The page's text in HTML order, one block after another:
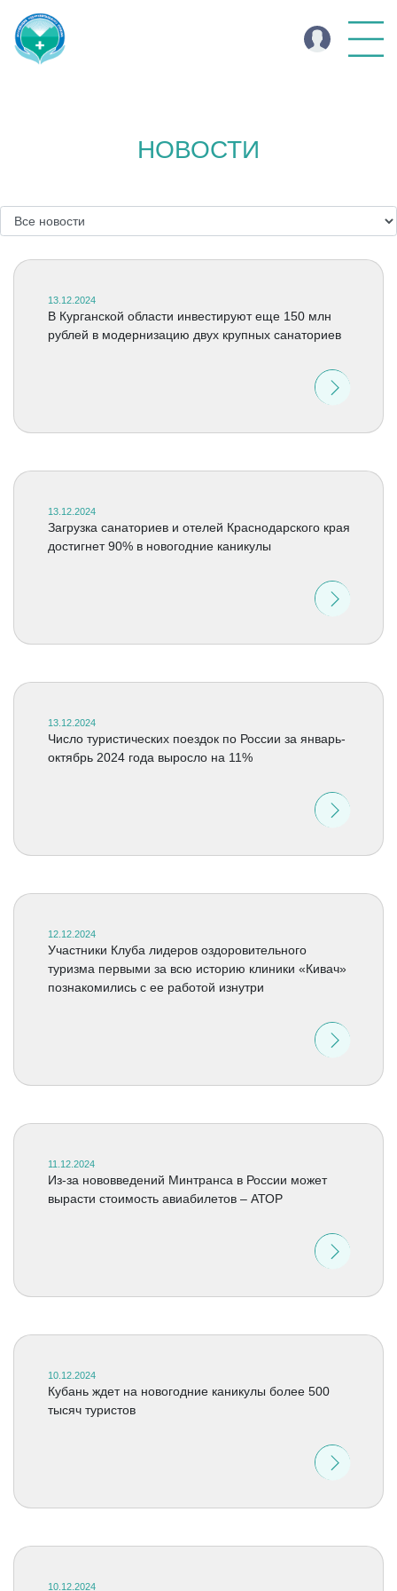
НОВОСТИ
13.12.2024
В Курганской области инвестируют еще 150 млн
рублей в модернизацию двух крупных санаториев
13.12.2024
Загрузка санаториев и отелей Краснодарского края
достигнет 90% в новогодние каникулы
13.12.2024
Число туристических поездок по России за январь-
октябрь 2024 года выросло на 11%
12.12.2024
Участники Клуба лидеров оздоровительного
туризма первыми за всю историю клиники «Кивач»
познакомились с ее работой изнутри
11.12.2024
Из-за нововведений Минтранса в России может
вырасти стоимость авиабилетов – АТОР
10.12.2024
Кубань ждет на новогодние каникулы более 500
тысяч туристов
10.12.2024